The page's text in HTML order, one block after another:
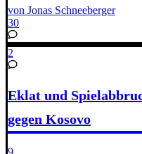
von Jonas Schneeberger
30
2
Eklat und
gegen Kosovo
9